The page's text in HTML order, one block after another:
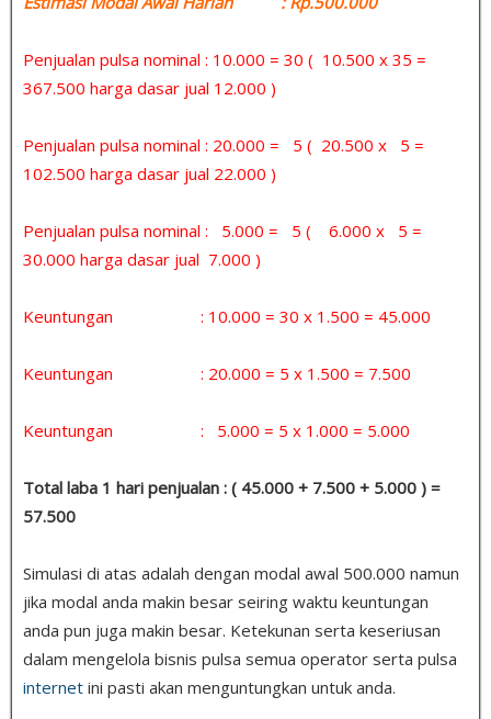
Penjualan pulsa nominal : 10.000 = 30 ( 10.500 x 35 =
367.500 harga dasar jual 12.000 )
Penjualan pulsa nominal : 20.000 = 5 ( 20.500 x 5 =
102.500 harga dasar jual 22.000 )
Penjualan pulsa nominal : 5.000 = 5 ( 6.000 x 5 =
30.000 harga dasar jual 7.000 )
Keuntungan : 10.000 = 30 x 1.500 = 45.000
Keuntungan : 20.000 = 5 x 1.500 = 7.500
Keuntungan : 5.000 = 5 x 1.000 = 5.000
Total laba 1 hari penjualan : ( 45.000 + 7.500 + 5.000 ) =
57.500
Simulasi di atas adalah dengan modal awal 500.000 namun
jika modal anda makin besar seiring waktu keuntungan
anda pun juga makin besar. Ketekunan serta keseriusan
dalam mengelola bisnis pulsa semua operator serta pulsa
internet ini pasti akan menguntungkan untuk anda.